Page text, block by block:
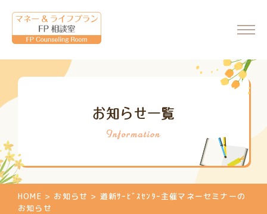
FP相談室について
ご相談・料金について
マネーセミナーのご案内
お知らせ一覧
HOME > お知らせ > 道新ｻｰﾋﾞｽｾﾝﾀｰ主催マネーセミナーの
お知らせ